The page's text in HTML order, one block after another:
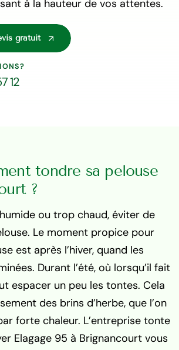
à la hauteur de vos attentes.
gratuit
12
tondre sa pelouse
?
ou trop chaud, éviter de
Le moment propice pour
est après l’hiver, quand les
Durant l’été, où lorsqu’il fait
espacer un peu les tontes. Cela
des brins d’herbe, que l’on
forte chaleur. L’entreprise tonte
Elagage 95 à Brignancourt vous